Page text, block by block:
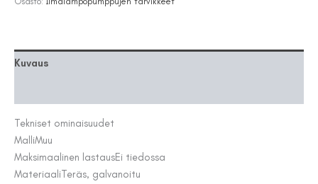
Kuvaus
Tekniset ominaisuudet
MalliMuu
Maksimaalinen lastausEi tiedossa
MateriaaliTeräs, galvanoitu